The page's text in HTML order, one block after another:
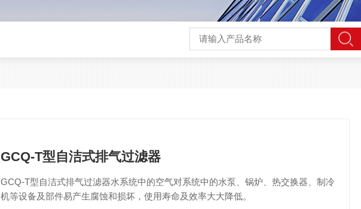
GCQ-T型自洁式排气过滤器
GCQ-T型自洁式排气过滤器水系统中的空气对系统中的水泵、锅炉、热交换器、制冷
机等设备及部件易产生腐蚀和损坏，使用寿命及效率大大降低。